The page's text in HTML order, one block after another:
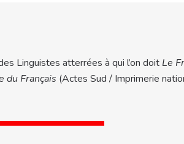
Linguistes atterrées à qui l’on doit Le
du Français (Actes Sud / Imprimerie